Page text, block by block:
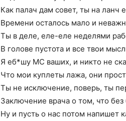
Как палач дам совет, ты на ланч
Времени осталось мало и
Ты в деле, еле-еле неделями
В голове пустота и все твои
Я еб*шу МС ваших, и никто не
Что мои куплеты лажа, они
Ты не исключение, поверь, ты
Заключение врача о том, что
Ну и пусть о нас потом напишет